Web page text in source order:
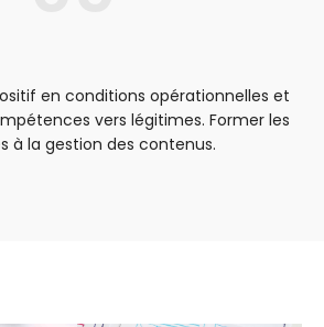
en conditions opérationnelles et
vers légitimes. Former les
à la gestion des contenus.